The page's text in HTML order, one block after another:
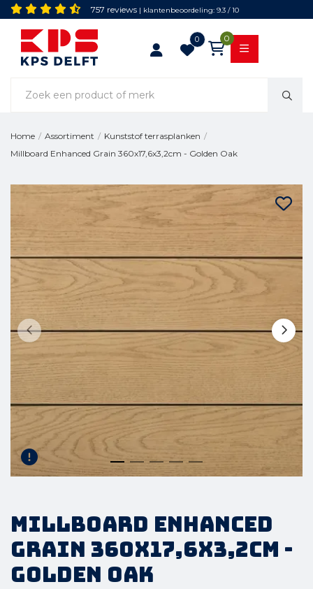
757 reviews | klantenbeoordeling: 9.3 / 10
0 0
Home / Assortiment / Kunststof terrasplanken /
Millboard Enhanced Grain 360x17,6x3,2cm - Golden Oak
Millboard Enhanced
Grain 360x17,6x3,2cm -
Golden Oak